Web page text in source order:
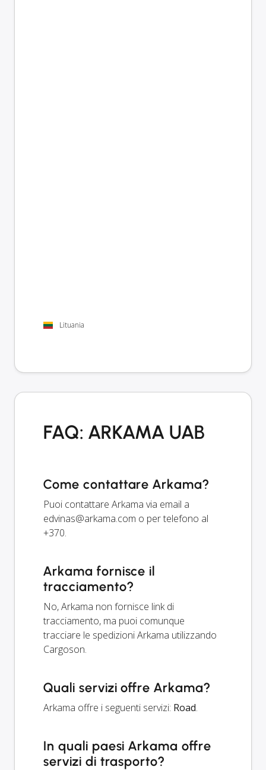
Lituania
FAQ: ARKAMA UAB
Come contattare Arkama?
Puoi contattare Arkama via email a
edvinas@arkama.com o per telefono al
+370.
Arkama fornisce il
tracciamento?
No, Arkama non fornisce link di
tracciamento, ma puoi comunque
tracciare le spedizioni Arkama utilizzando
Cargoson.
Quali servizi offre Arkama?
Arkama offre i seguenti servizi: Road.
In quali paesi Arkama offre
servizi di trasporto?